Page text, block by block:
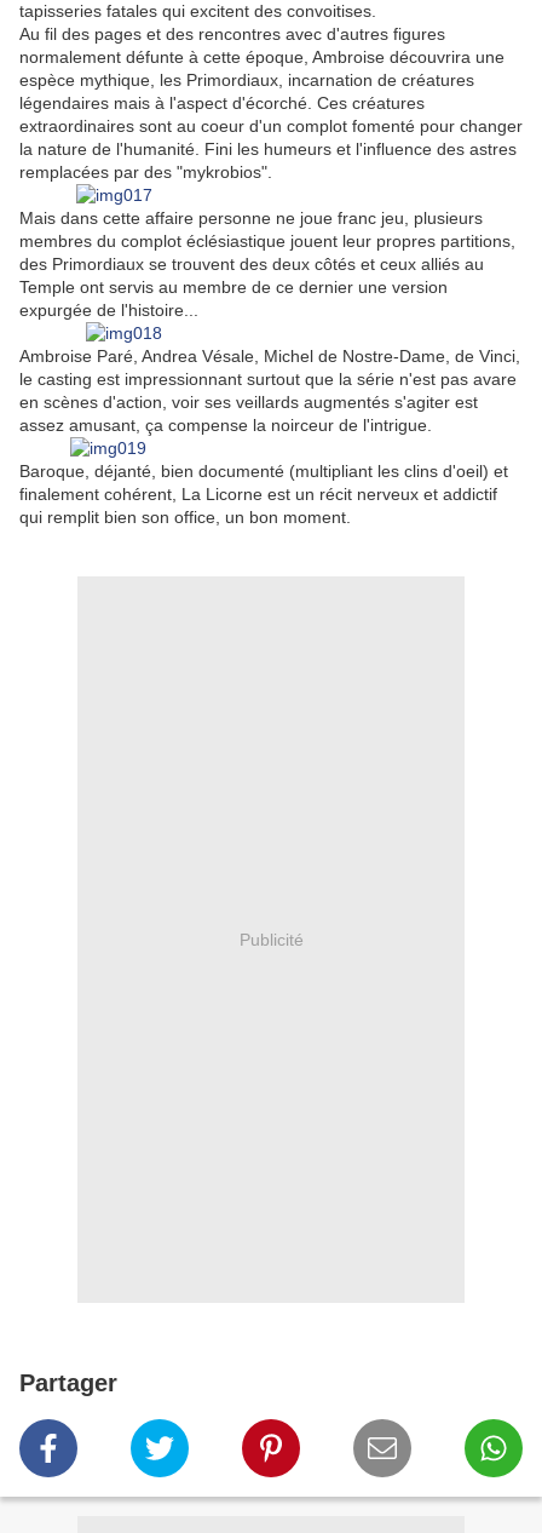
tapisseries fatales qui excitent des convoitises.
Au fil des pages et des rencontres avec d'autres figures
normalement défunte à cette époque, Ambroise découvrira une
espèce mythique, les Primordiaux, incarnation de créatures
légendaires mais à l'aspect d'écorché. Ces créatures
extraordinaires sont au coeur d'un complot fomenté pour changer
la nature de l'humanité. Fini les humeurs et l'influence des astres
remplacées par des "mykrobios".
Mais dans cette affaire personne ne joue franc jeu, plusieurs
membres du complot éclésiastique jouent leur propres partitions,
des Primordiaux se trouvent des deux côtés et ceux alliés au
Temple ont servis au membre de ce dernier une version
expurgée de l'histoire...
Ambroise Paré, Andrea Vésale, Michel de Nostre-Dame, de Vinci,
le casting est impressionnant surtout que la série n'est pas avare
en scènes d'action, voir ses veillards augmentés s'agiter est
assez amusant, ça compense la noirceur de l'intrigue.
Baroque, déjanté, bien documenté (multipliant les clins d'oeil) et
finalement cohérent, La Licorne est un récit nerveux et addictif
qui remplit bien son office, un bon moment.
Publicité
Partager